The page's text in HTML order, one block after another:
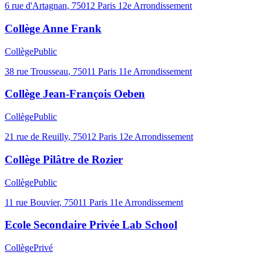
6 rue d'Artagnan, 75012 Paris 12e Arrondissement
Collège Anne Frank
CollègePublic
38 rue Trousseau, 75011 Paris 11e Arrondissement
Collège Jean-François Oeben
CollègePublic
21 rue de Reuilly, 75012 Paris 12e Arrondissement
Collège Pilâtre de Rozier
CollègePublic
11 rue Bouvier, 75011 Paris 11e Arrondissement
Ecole Secondaire Privée Lab School
CollègePrivé